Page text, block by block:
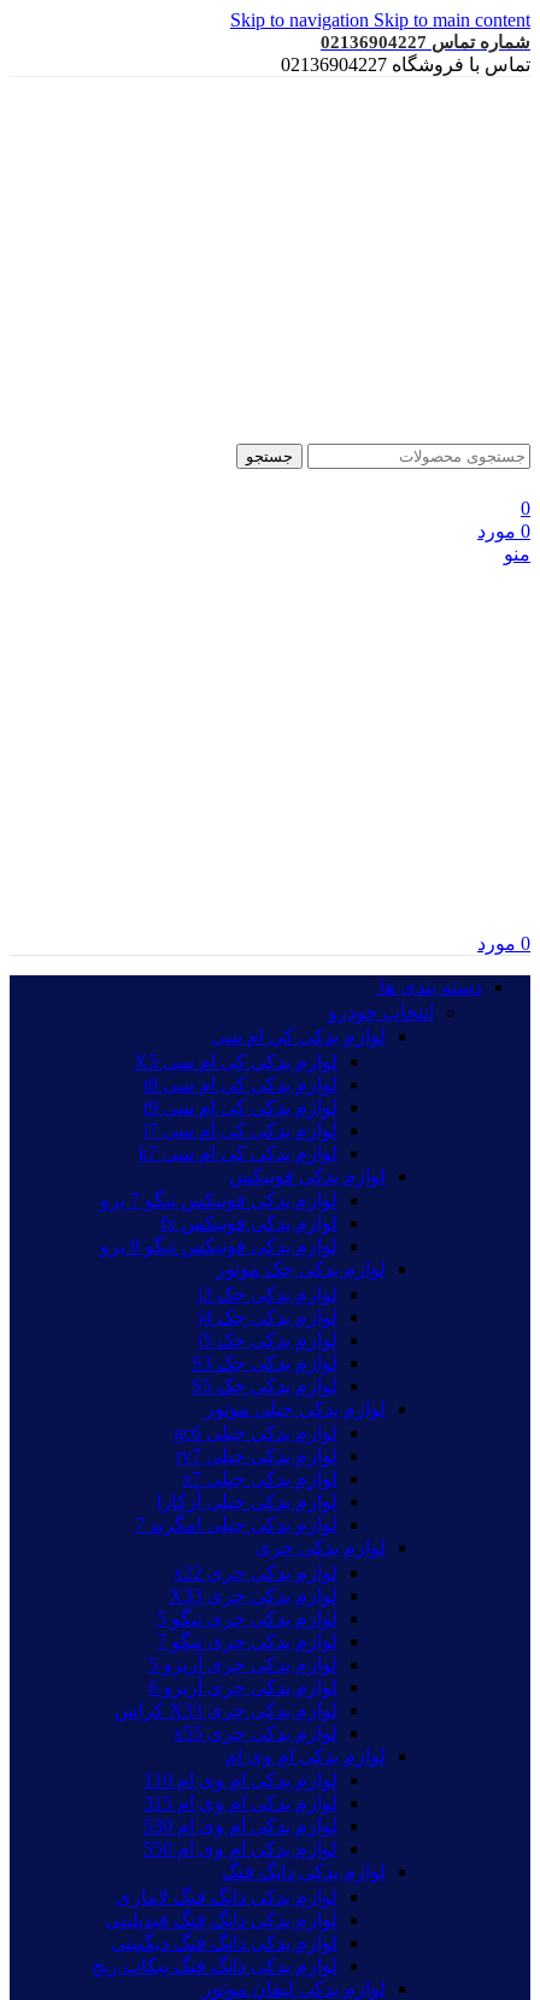
Skip to navigation Skip to main content
شماره تماس 02136904227
تماس با فروشگاه 02136904227
جستجو
0
0 مورد
منو
0 مورد
دسته بندی ها‏‏‎ ‎
انتخاب خودرو
لوازم یدکی کی ام سی
لوازم یدکی کی ام سی X5
لوازم یدکی کی ام سی t8
لوازم یدکی کی ام سی t9
لوازم یدکی کی ام سی j7
لوازم یدکی کی ام سی k7
لوازم یدکی فونیکس
لوازم یدکی فونیکس تیگو 7 پرو
لوازم یدکی فونیکس fx
لوازم یدکی فونیکس تیگو 8 پرو
لوازم یدکی جک موتور
لوازم یدکی جک j3
لوازم یدکی جک j4
لوازم یدکی جک j5
لوازم یدکی جک S3
لوازم یدکی جک S5
لوازم یدکی جیلی موتور
لوازم یدکی جیلی gc6
لوازم یدکی جیلی rv7
لوازم یدکی جیلی x7
لوازم یدکی جیلی آزکارا
لوازم یدکی جیلی امگرند 7
لوازم یدکی چری
لوازم یدکی چری x22
لوازم یدکی چری X33
لوازم یدکی چری تیگو 5
لوازم یدکی چری تیگو 7
لوازم یدکی چری آریزو 5
لوازم یدکی چری آریزو 6
لوازم یدکی چری X33 کراس
لوازم یدکی چری x55
لوازم یدکی ام وی ام
لوازم یدکی ام وی ام 110
لوازم یدکی ام وی ام 315
لوازم یدکی ام وی ام 530
لوازم یدکی ام وی ام 550
لوازم یدکی دانگ فنگ
لوازم یدکی دانگ فنگ لاماری
لوازم یدکی دانگ فنگ فیدیلیتی
لوازم یدکی دانگ فنگ دیگنیتی
لوازم یدکی دانگ فنگ پیکاپ ریچ
لوازم یدکی لیفان موتور